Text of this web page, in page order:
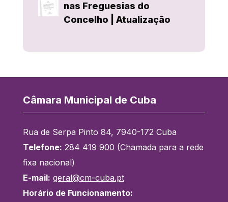
nas Freguesias do
Concelho | Atualização
Câmara Municipal de Cuba
Rua de Serpa Pinto 84, 7940-172 Cuba
Telefone: 284 419 900 (Chamada para a rede
fixa nacional)
E-mail: geral@cm-cuba.pt
Horário de Funcionamento: